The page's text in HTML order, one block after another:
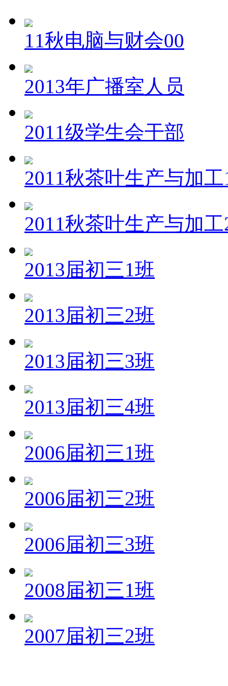
11秋电脑与财会00
2013年广播室人员
2011级学生会干部
2011秋茶叶生产与加
2011秋茶叶生产与加
2013届初三1班
2013届初三2班
2013届初三3班
2013届初三4班
2006届初三1班
2006届初三2班
2006届初三3班
2008届初三1班
2007届初三2班